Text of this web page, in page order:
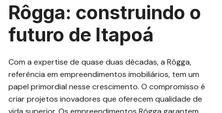
Rôgga: construindo o
futuro de Itapoá
Com a expertise de quase duas décadas, a Rôgga,
referência em empreendimentos imobiliários, tem um
papel primordial nesse crescimento. O compromisso é
criar projetos inovadores que oferecem qualidade de